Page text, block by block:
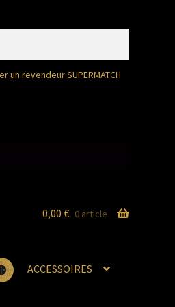
un revendeur SUPERMATCH
ACCESSOIRES
0,00 € 0 article